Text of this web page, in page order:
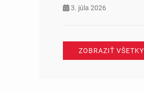
3. júla 2026
ZOBRAZIŤ VŠETKY